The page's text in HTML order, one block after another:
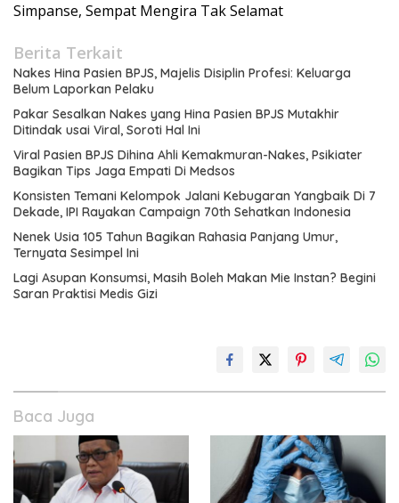
Simpanse, Sempat Mengira Tak Selamat
Berita Terkait
Nakes Hina Pasien BPJS, Majelis Disiplin Profesi: Keluarga
Belum Laporkan Pelaku
Pakar Sesalkan Nakes yang Hina Pasien BPJS Mutakhir
Ditindak usai Viral, Soroti Hal Ini
Viral Pasien BPJS Dihina Ahli Kemakmuran-Nakes, Psikiater
Bagikan Tips Jaga Empati Di Medsos
Konsisten Temani Kelompok Jalani Kebugaran Yangbaik Di 7
Dekade, IPI Rayakan Campaign 70th Sehatkan Indonesia
Nenek Usia 105 Tahun Bagikan Rahasia Panjang Umur,
Ternyata Sesimpel Ini
Lagi Asupan Konsumsi, Masih Boleh Makan Mie Instan? Begini
Saran Praktisi Medis Gizi
Baca Juga